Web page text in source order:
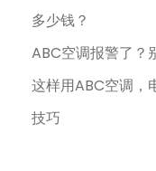
多少钱？
ABC空调报警了？
这样用ABC空调，
技巧